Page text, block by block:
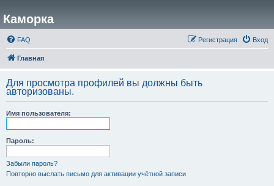
Каморка
FAQ Вход
Регистрация
Главная
Для просмотра профилей вы должны быть
авторизованы.
Имя пользователя:
Пароль:
Забыли пароль?
Повторно выслать письмо для активации учётной записи